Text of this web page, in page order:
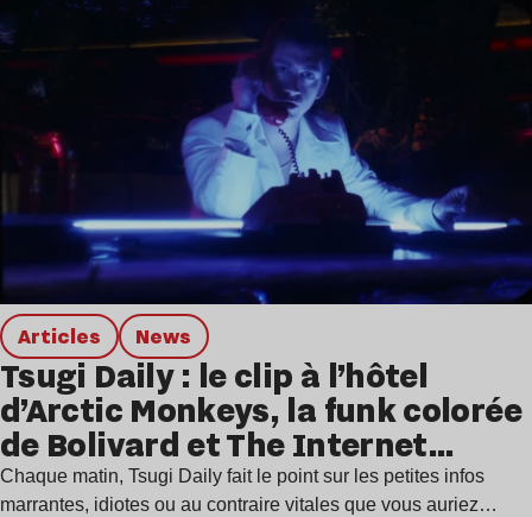
Articles news
Tsugi Daily : le clip à l’hôtel
d’Arctic Monkeys, la funk colorée
de Bolivard et The Internet…
Chaque matin, Tsugi Daily fait le point sur les petites infos
marrantes, idiotes ou au contraire vitales que vous auriez…